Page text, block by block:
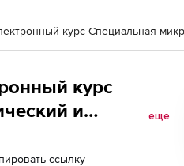
курс
и
СДО
еще
ссылку